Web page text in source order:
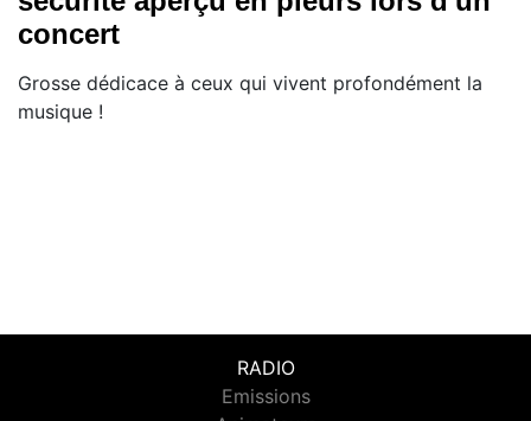
concert
Grosse dédicace à ceux qui vivent profondément la
musique !
RADIO
Emissions